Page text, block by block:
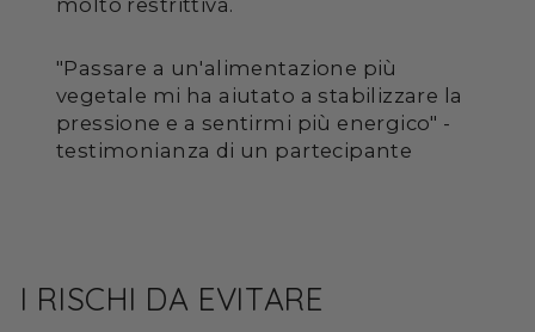
"Passare a un'alimentazione più
vegetale mi ha aiutato a stabilizzare la
pressione e a sentirmi più energico" -
testimonianza di un partecipante
I RISCHI DA EVITARE